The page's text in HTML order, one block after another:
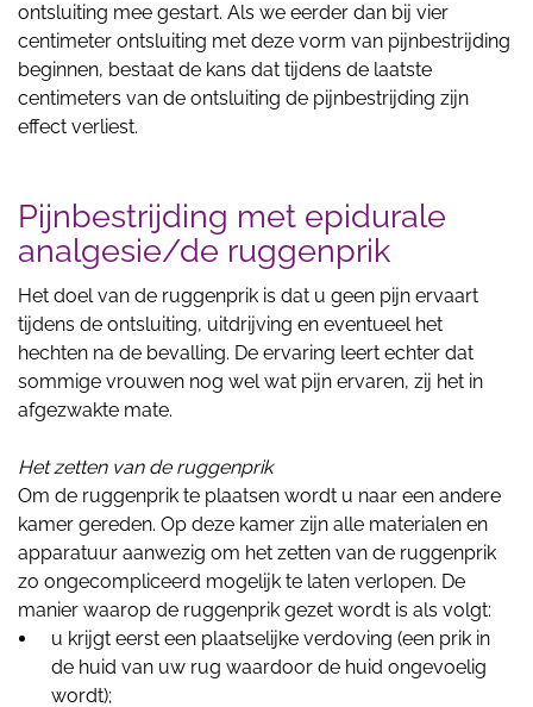
ontsluiting mee gestart. Als we eerder dan bij vier
centimeter ontsluiting met deze vorm van pijnbestrijding
beginnen, bestaat de kans dat tijdens de laatste
centimeters van de ontsluiting de pijnbestrijding zijn
effect verliest.
Pijnbestrijding met epidurale
analgesie/de ruggenprik
Het doel van de ruggenprik is dat u geen pijn ervaart
tijdens de ontsluiting, uitdrijving en eventueel het
hechten na de bevalling. De ervaring leert echter dat
sommige vrouwen nog wel wat pijn ervaren, zij het in
afgezwakte mate.
Het zetten van de ruggenprik
Om de ruggenprik te plaatsen wordt u naar een andere
kamer gereden. Op deze kamer zijn alle materialen en
apparatuur aanwezig om het zetten van de ruggenprik
zo ongecompliceerd mogelijk te laten verlopen. De
manier waarop de ruggenprik gezet wordt is als volgt:
u krijgt eerst een plaatselijke verdoving (een prik in
de huid van uw rug waardoor de huid ongevoelig
wordt);